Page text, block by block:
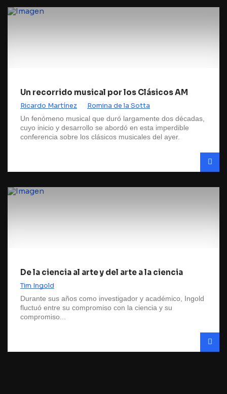
Un recorrido musical por los Clásicos AM
Ricardo Martínez Romina de la Sotta
Un fenómeno musical que duró largamente dos décadas,
cuyo inicio y desarrollo se abordó en esta imperdible
conferencia sobre los clásicos musicales del ayer.
De la ciencia al arte y del arte a la ciencia
Tim Ingold
Durante sus años como investigador y académico, Ingold
fluctuó entre su compromiso con la ciencia y su
compromiso...